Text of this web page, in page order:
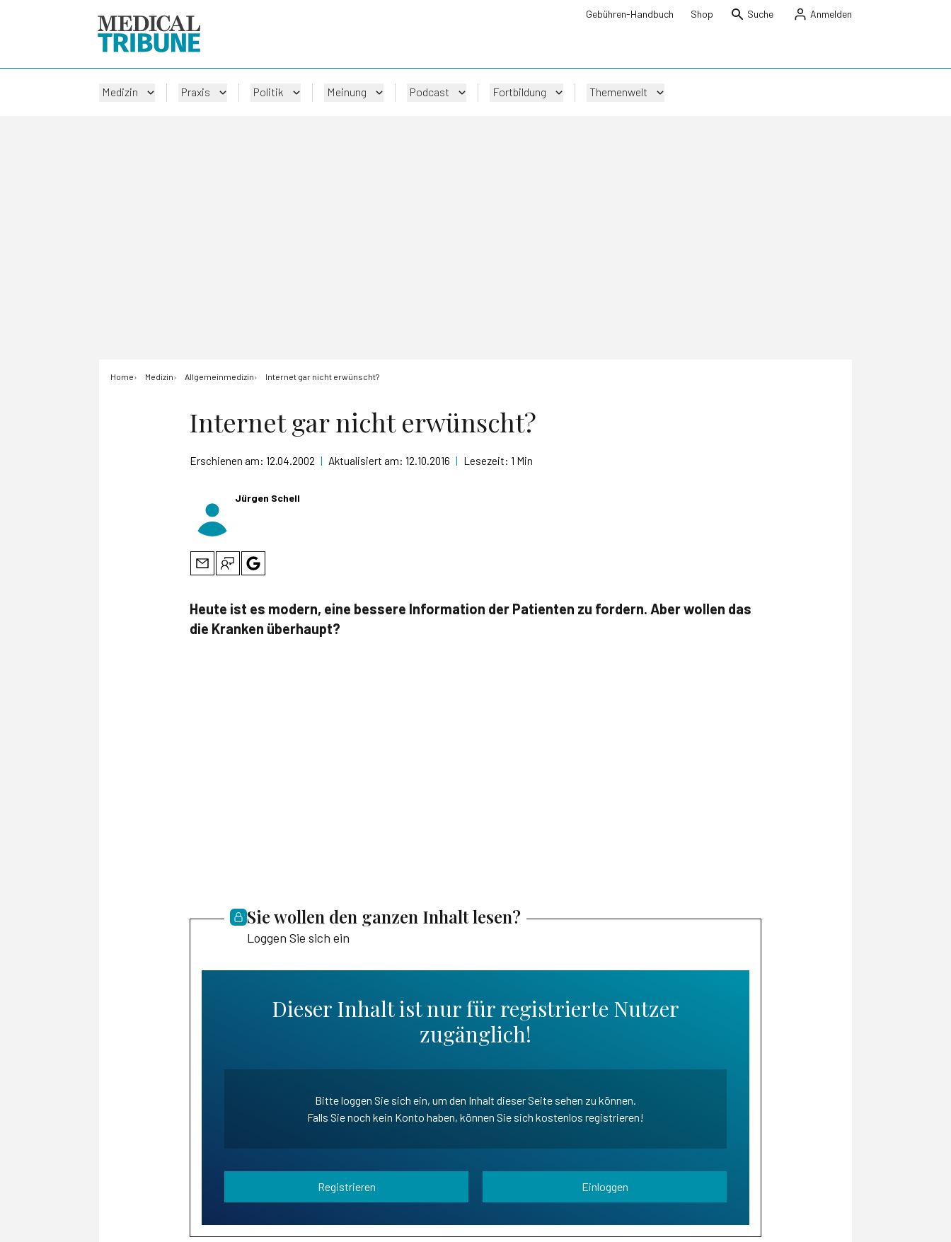
Gebühren-Handbuch Shop Suche Anmelden
Medizin Praxis Politik Meinung Podcast Fortbildung Themenwelt
Home Medizin Allgemeinmedizin Internet gar nicht erwünscht?
Internet gar nicht erwünscht?
Erschienen am: 12.04.2002 | Aktualisiert am: 12.10.2016 | Lesezeit: 1 Min
Jürgen Schell
Heute ist es modern, eine bessere Information der Patienten zu fordern. Aber wollen das
die Kranken überhaupt?
Sie wollen den ganzen Inhalt lesen?
Loggen Sie sich ein
Dieser Inhalt ist nur für registrierte Nutzer
zugänglich!
Bitte loggen Sie sich ein, um den Inhalt dieser Seite sehen zu können.
Falls Sie noch kein Konto haben, können Sie sich kostenlos registrieren!
Registrieren Einloggen